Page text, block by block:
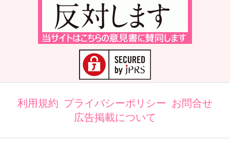
利用規約 プライバシーポリシー お問合せ
広告掲載について